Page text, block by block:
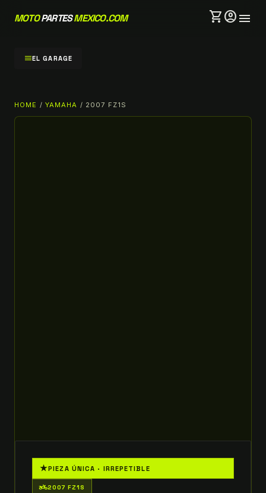
MOTOPARTESMEXICO.COM shopping_cartaccount_circlemenu
menuEL GARAGE
HOME / YAMAHA / 2007 FZ1S
★PIEZA ÚNICA · IRREPETIBLE
two_wheeler2007 FZ1S